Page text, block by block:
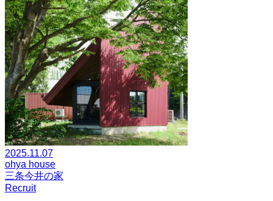
2025.11.07
ohya house
三条今井の家
Recruit